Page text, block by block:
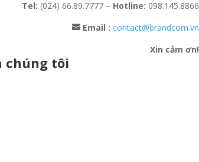
Tel: (024) 66.89.7777 – Hotline: 098.145.8866
Email : contact@brandcom.vn
Xin cảm ơn!
chúng tôi